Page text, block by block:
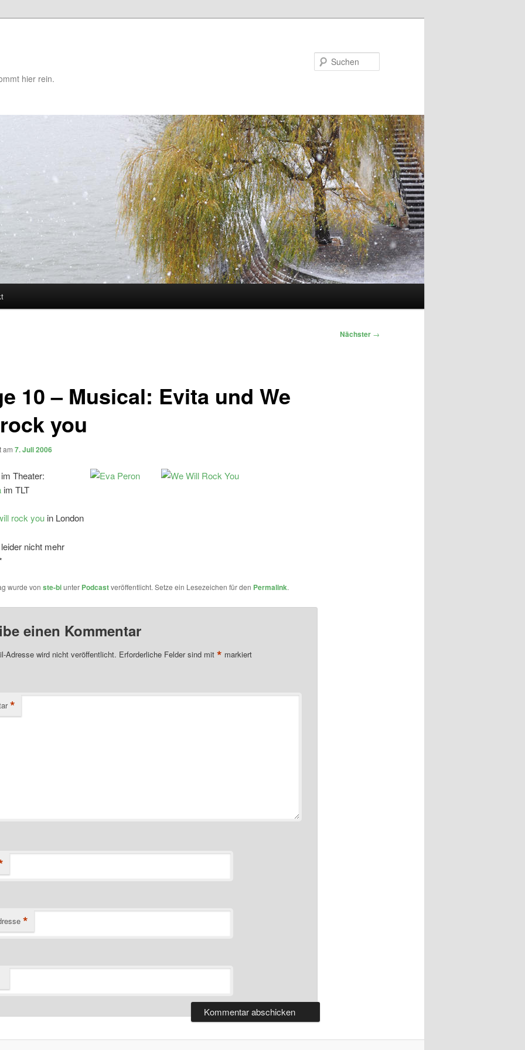
hier rein.
Nächster →
10 – Musical: Evita und We
you
am 7. Juli 2006
Theater:
im TLT
rock you in London
nicht mehr
wurde von ste-biunter Podcastveröffentlicht. Setze ein Lesezeichen für den Permalink.
einen Kommentar
Adresse wird nicht veröffentlicht. Erforderliche Felder sind mit * markiert
*
*